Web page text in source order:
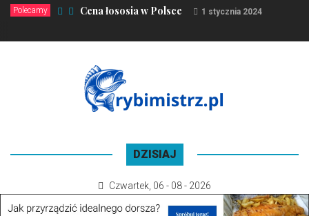
Polecamy Cena łososia w Polsce 1 stycznia 2024
DZISIAJ
Czwartek 06 - 08 - 2026